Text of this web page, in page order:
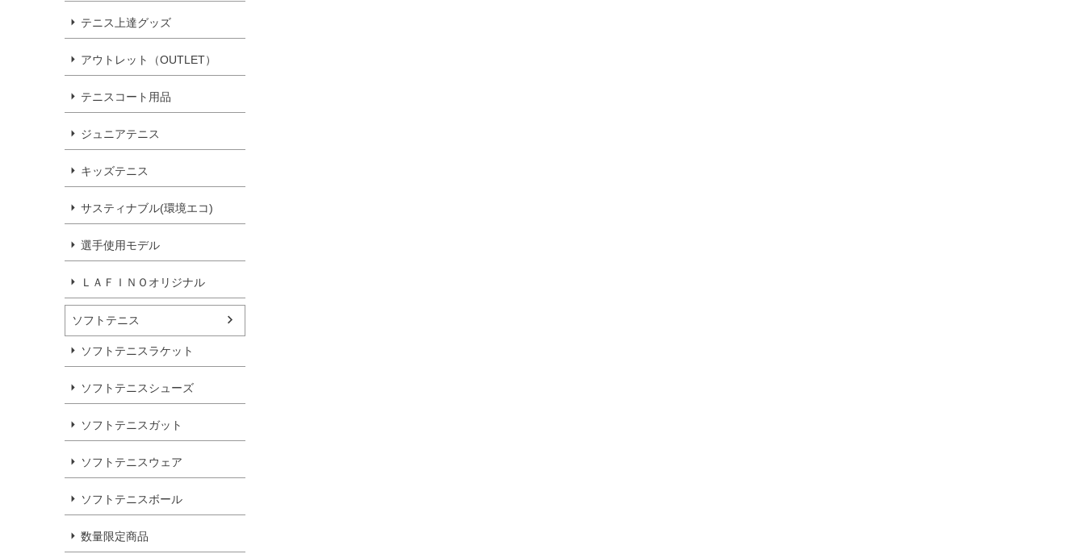
テニス上達グッズ
アウトレット（OUTLET）
テニスコート用品
ジュニアテニス
キッズテニス
サスティナブル(環境エコ)
選手使用モデル
ＬＡＦＩＮＯオリジナル
ソフトテニス
ソフトテニスラケット
ソフトテニスシューズ
ソフトテニスガット
ソフトテニスウェア
ソフトテニスボール
数量限定商品